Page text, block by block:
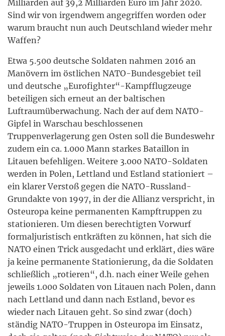
Milliarden auf 39,2 Milliarden Euro im Jahr 2020.
Sind wir von irgendwem angegriffen worden oder
warum braucht nun auch Deutschland wieder mehr
Waffen?
Etwa 5.500 deutsche Soldaten nahmen 2016 an
Manövern im östlichen NATO-Bundesgebiet teil
und deutsche „Eurofighter“-Kampfflugzeuge
beteiligen sich erneut an der baltischen
Luftraumüberwachung. Nach der auf dem NATO-
Gipfel in Warschau beschlossenen
Truppenverlagerung gen Osten soll die Bundeswehr
zudem ein ca. 1.000 Mann starkes Bataillon in
Litauen befehligen. Weitere 3.000 NATO-Soldaten
werden in Polen, Lettland und Estland stationiert –
ein klarer Verstoß gegen die NATO-Russland-
Grundakte von 1997, in der die Allianz verspricht, in
Osteuropa keine permanenten Kampftruppen zu
stationieren. Um diesen berechtigten Vorwurf
formaljuristisch entkräften zu können, hat sich die
NATO einen Trick ausgedacht und erklärt, dies wäre
ja keine permanente Stationierung, da die Soldaten
schließlich „rotieren“, d.h. nach einer Weile gehen
jeweils 1.000 Soldaten von Litauen nach Polen, dann
nach Lettland und dann nach Estland, bevor es
wieder nach Litauen geht. So sind zwar (doch)
ständig NATO-Truppen in Osteuropa im Einsatz,